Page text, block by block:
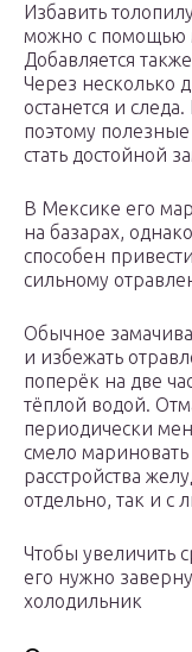
Избавить
можно с помощью
Добавляется
Через несколько
останется и
поэтому
стать достойной
В Мексике его
на базарах,
способен
сильному
Обычное
и избежать
поперёк на две
тёплой водой.
периодически
смело мариновать
расстройства
отдельно, так и
Чтобы увеличить
его нужно
холодильник